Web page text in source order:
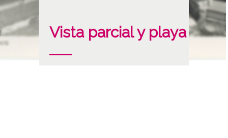
Vista parcial y playa